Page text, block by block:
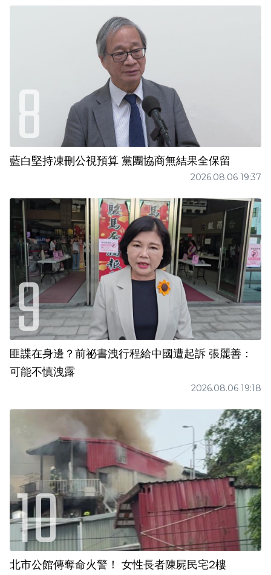
藍白堅持凍刪公視預算 黨團協商無結果全保留
2026.08.06 19:37
匪諜在身邊？前祕書洩行程給中國遭起訴 張麗善：
可能不慎洩露
2026.08.06 19:18
北市公館傳奪命火警！ 女性長者陳屍民宅2樓